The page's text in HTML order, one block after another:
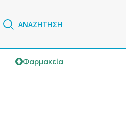
ΑΝΑΖΗΤΗΣΗ
Φαρμακεία